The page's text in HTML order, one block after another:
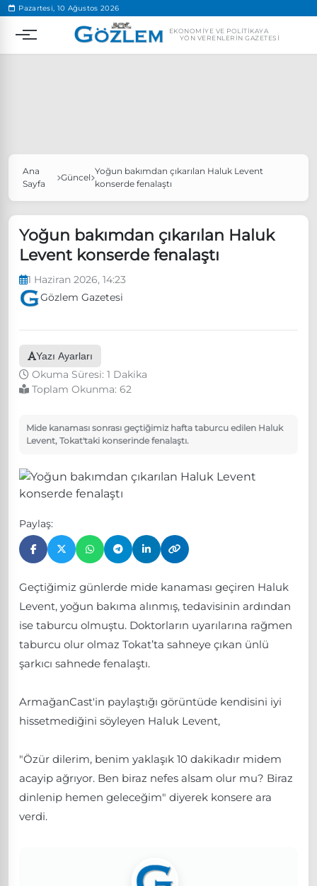
Pazartesi, 10 Ağustos 2026
EKONOMIYE VE POLITIKAYA
YÖN VERENLERIN GAZETESI
Popüler Aramalar
Özgür Özel, Ekrem İmamoğlu’nu ziyaret edecek
Ünlü çift bir etkinliğe daha katılmama kararı aldı
Ana
Sayfa
Güncel
Yoğun bakımdan çıkarılan Haluk Levent
konserde fenalaştı
Yoğun bakımdan çıkarılan Haluk
Levent konserde fenalaştı
1 Haziran 2026, 14:23
Gözlem Gazetesi
Yazı Ayarları
Okuma Süresi: 1 Dakika
Toplam Okunma: 62
Mide kanaması sonrası geçtiğimiz hafta taburcu edilen Haluk
Levent, Tokat'taki konserinde fenalaştı.
Paylaş:
Geçtiğimiz günlerde mide kanaması geçiren Haluk
Levent, yoğun bakıma alınmış, tedavisinin ardından
ise taburcu olmuştu. Doktorların uyarılarına rağmen
taburcu olur olmaz Tokat’ta sahneye çıkan ünlü
şarkıcı sahnede fenalaştı.
ArmağanCast'in paylaştığı görüntüde kendisini iyi
hissetmediğini söyleyen Haluk Levent,
"Özür dilerim, benim yaklaşık 10 dakikadır midem
acayip ağrıyor. Ben biraz nefes alsam olur mu? Biraz
dinlenip hemen geleceğim" diyerek konsere ara
verdi.